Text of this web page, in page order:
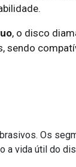
, o disco
sendo
Os
a vida útil do